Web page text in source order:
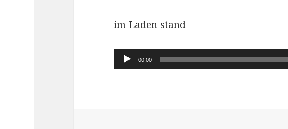
im Laden stand
Audio-
Player
00:00